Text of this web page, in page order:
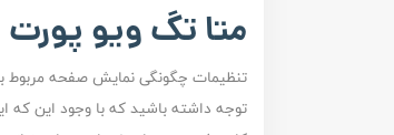
متا تگ ویو پورت
تنظیمات چگونگی نمایش صفحه
توجه داشته باشید که با وجود این که